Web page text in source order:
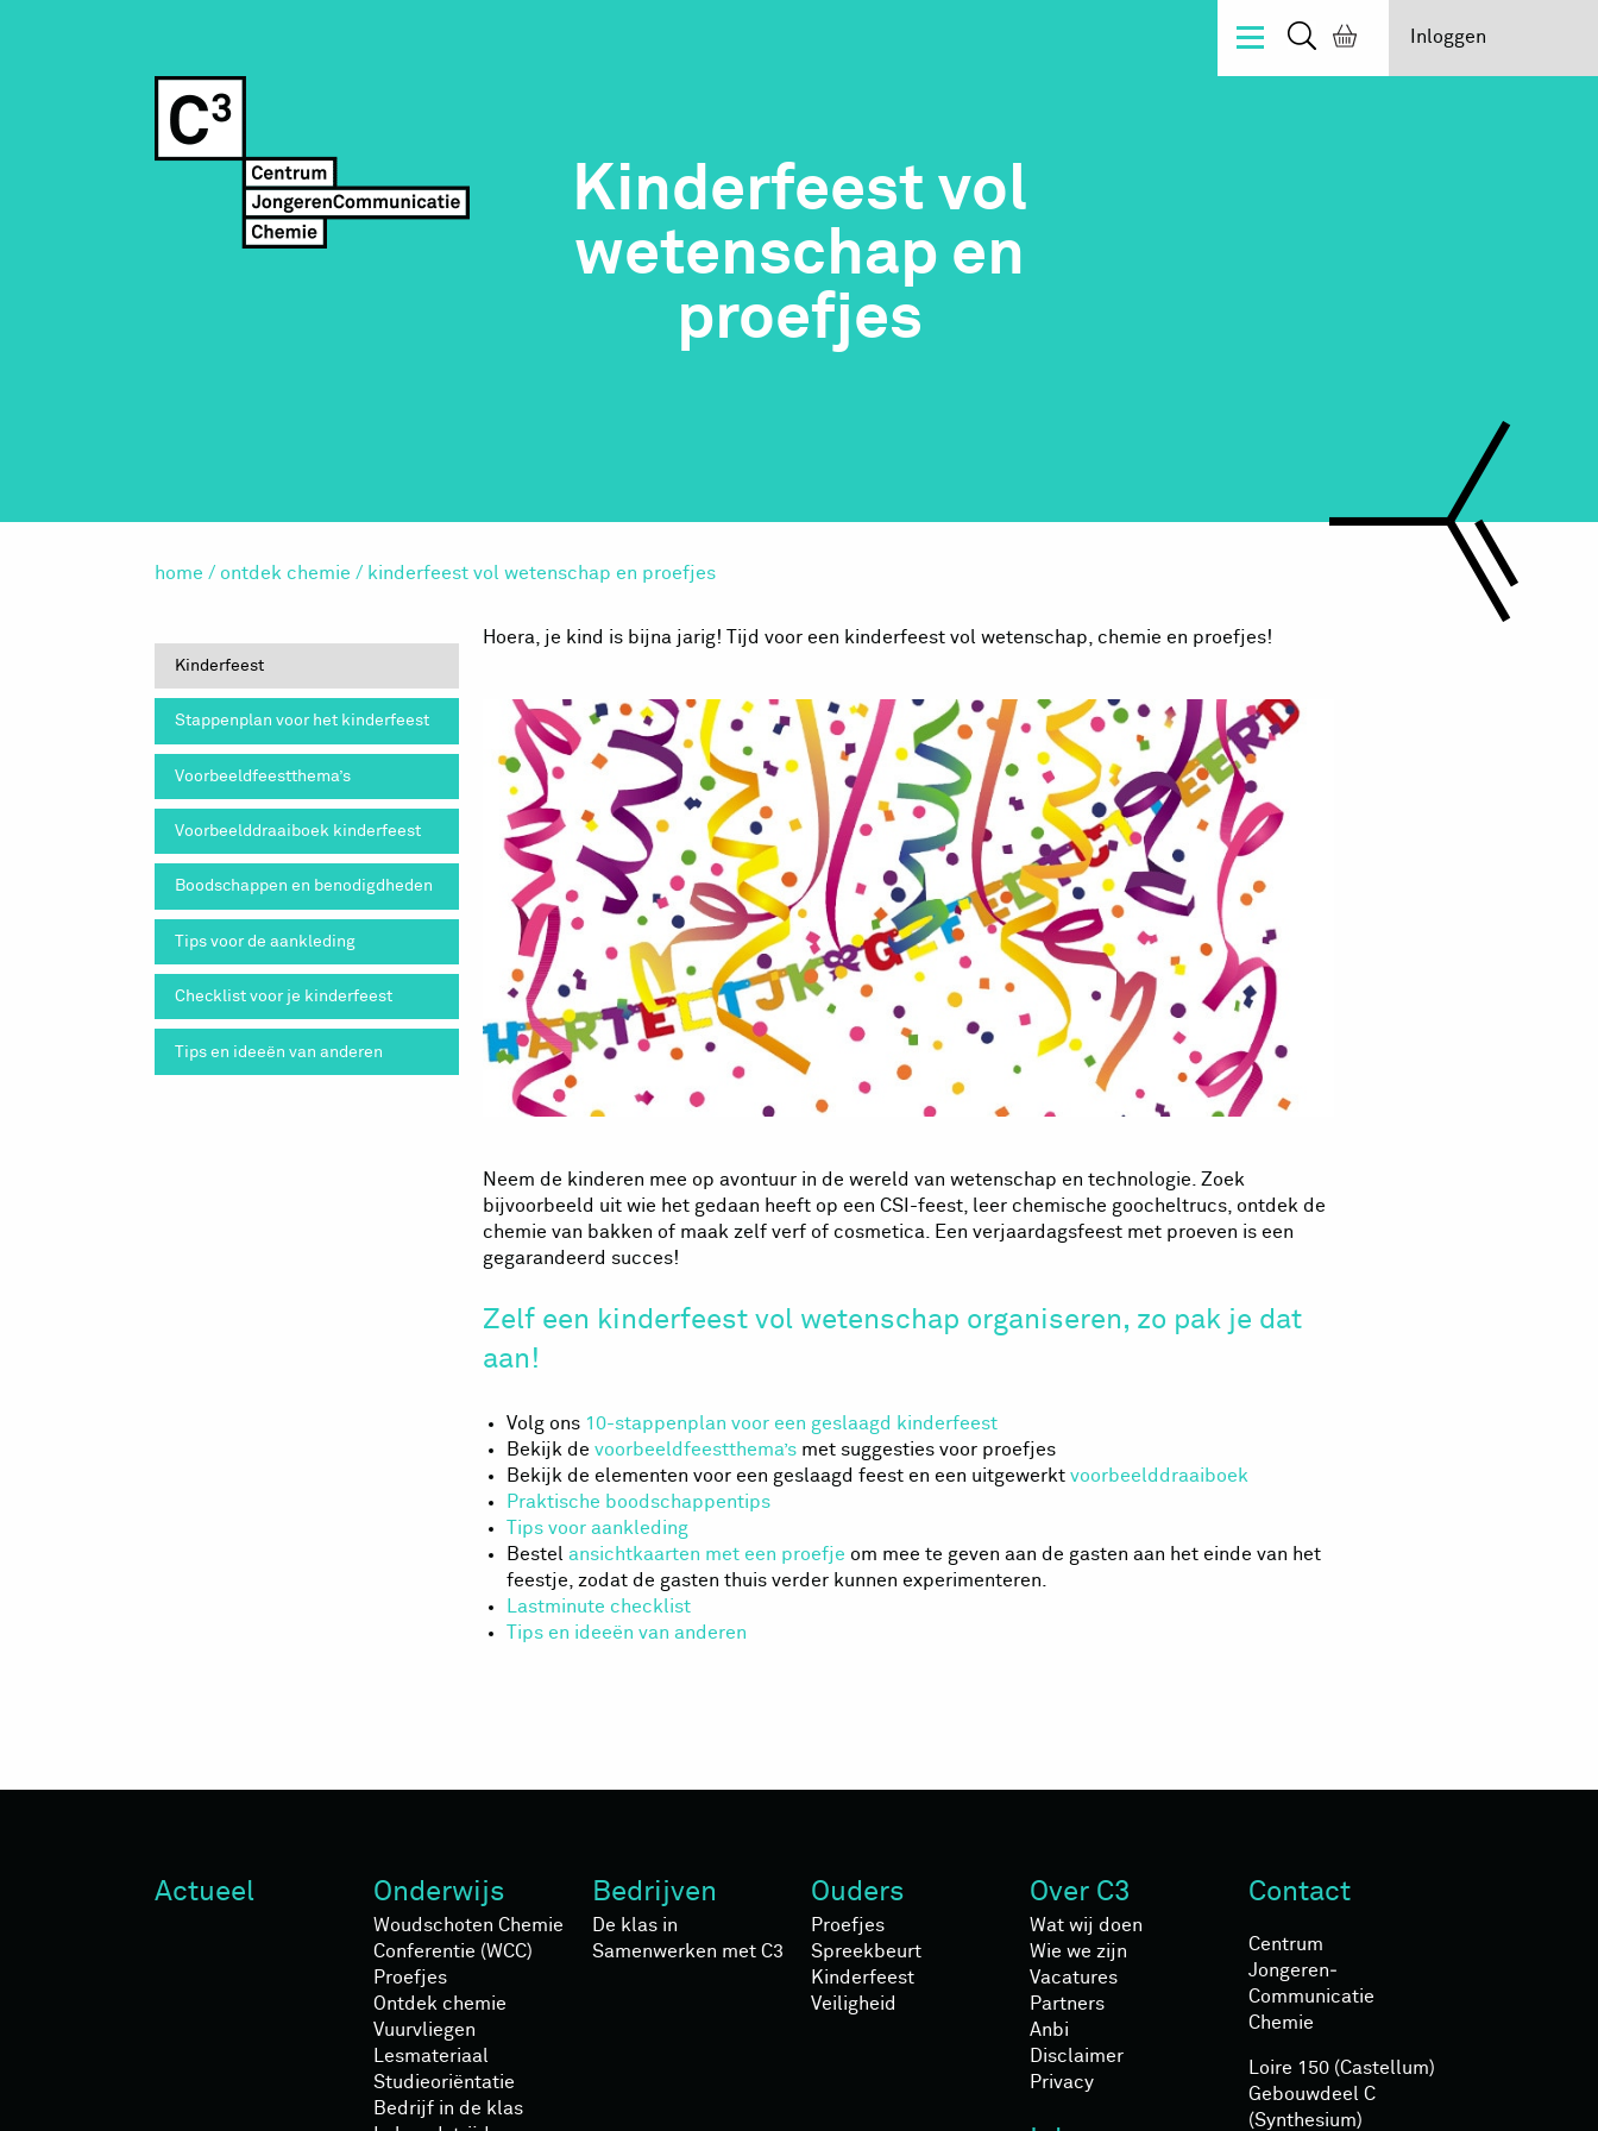
Inloggen
Kinderfeest vol
wetenschap en
proefjes
home / ontdek chemie / kinderfeest vol wetenschap en proefjes
Kinderfeest
Stappenplan voor het kinderfeest
Voorbeeldfeestthema’s
Voorbeelddraaiboek kinderfeest
Boodschappen en benodigdheden
Tips voor de aankleding
Checklist voor je kinderfeest
Tips en ideeën van anderen
Hoera, je kind is bijna jarig! Tijd voor een kinderfeest vol wetenschap, chemie en proefjes!
Neem de kinderen mee op avontuur in de wereld van wetenschap en technologie. Zoek
bijvoorbeeld uit wie het gedaan heeft op een CSI-feest, leer chemische goocheltrucs, ontdek de
chemie van bakken of maak zelf verf of cosmetica. Een verjaardagsfeest met proeven is een
gegarandeerd succes!
Zelf een kinderfeest vol wetenschap organiseren, zo pak je dat
aan!
Volg ons 10-stappenplan voor een geslaagd kinderfeest
Bekijk de voorbeeldfeestthema’s met suggesties voor proefjes
Bekijk de elementen voor een geslaagd feest en een uitgewerkt voorbeelddraaiboek
Praktische boodschappentips
Tips voor aankleding
Bestel ansichtkaarten met een proefje om mee te geven aan de gasten aan het einde van het
feestje, zodat de gasten thuis verder kunnen experimenteren.
Lastminute checklist
Tips en ideeën van anderen
Actueel Onderwijs
Woudschoten Chemie
Conferentie (WCC)
Proefjes
Ontdek chemie
Vuurvliegen
Lesmateriaal
Studieoriëntatie
Bedrijf in de klas
Bedrijven
De klas in
Samenwerken met C3
Ouders
Proefjes
Spreekbeurt
Kinderfeest
Veiligheid
Over C3
Wat wij doen
Wie we zijn
Vacatures
Partners
Anbi
Disclaimer
Privacy
Contact
Centrum
Jongeren­
Communicatie
Chemie
Loire 150 (Castellum)
Gebouwdeel C
(Synthesium)